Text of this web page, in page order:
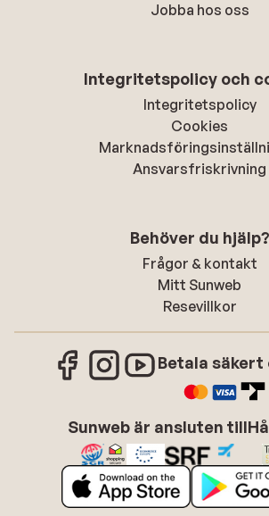
Jobba hos oss
Integritetspolicy och
Integritetspolicy
Cookies
Ansvarsfriskrivning
Behöver du hjälp?
Frågor & kontakt
Mitt Sunweb
Resevillkor
Betala säkert
Sunweb är ansluten till